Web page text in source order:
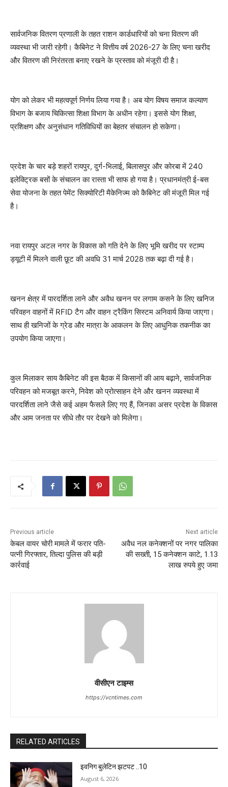
सार्वजनिक वितरण प्रणाली के तहत राशन कार्डधारियों को चना वितरण की
व्यवस्था भी जारी रहेगी। कैबिनेट ने वित्तीय वर्ष 2026-27 के लिए चना खरीद
और वितरण की निरंतरता बनाए रखने के प्रस्ताव को मंजूरी दी है।
योग को लेकर भी महत्वपूर्ण निर्णय लिया गया है। अब योग विषय समाज कल्याण
विभाग के बजाय चिकित्सा शिक्षा विभाग के अधीन रहेगा। इससे योग शिक्षा,
प्रशिक्षण और अनुसंधान गतिविधियों का बेहतर संचालन हो सकेगा।
प्रदेश के चार बड़े शहरों रायपुर, दुर्ग-भिलाई, बिलासपुर और कोरबा में 240
इलेक्ट्रिक बसों के संचालन का रास्ता भी साफ हो गया है। प्रधानमंत्री ई-बस
सेवा योजना के तहत पेमेंट सिक्योरिटी मैकेनिज्म को कैबिनेट की मंजूरी मिल गई
है।
नवा रायपुर अटल नगर के विकास को गति देने के लिए भूमि खरीद पर स्टाम्प
ड्यूटी में मिलने वाली छूट की अवधि 31 मार्च 2028 तक बढ़ा दी गई है।
खनन क्षेत्र में पारदर्शिता लाने और अवैध खनन पर लगाम कसने के लिए खनिज
परिवहन वाहनों में RFID टैग और वाहन ट्रैकिंग सिस्टम अनिवार्य किया जाएगा।
साथ ही खनिजों के ग्रेड और मात्रा के आकलन के लिए आधुनिक तकनीक का
उपयोग किया जाएगा।
कुल मिलाकर साय कैबिनेट की इस बैठक में किसानों की आय बढ़ाने, सार्वजनिक
परिवहन को मजबूत करने, निवेश को प्रोत्साहन देने और खनन व्यवस्था में
पारदर्शिता लाने जैसे कई अहम फैसले लिए गए हैं, जिनका असर प्रदेश के विकास
और आम जनता पर सीधे तौर पर देखने को मिलेगा।
Previous article
केबल वायर चोरी मामले में फरार पति-
पत्नी गिरफ्तार, तिल्दा पुलिस की बड़ी
कार्रवाई
Next article
अवैध नल कनेक्शनों पर नगर पालिका
की सख्ती, 15 कनेक्शन काटे, 1.13
लाख रुपये हुए जमा
वीसीएन टाइम्स
https://vcntimes.com
RELATED ARTICLES
इवनिग बुलेटिन झटपट ..10
August 6, 2026